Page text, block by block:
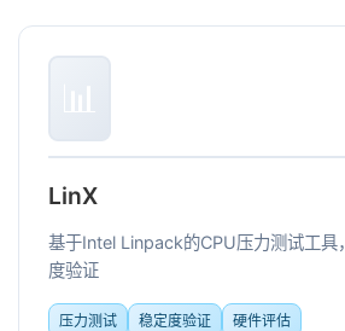
📊
LinX
基于Intel Linpack的CPU压力测试工具
度验证
压力测试 稳定度验证 硬件评估